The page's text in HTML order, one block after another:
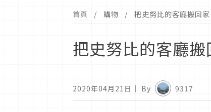
首頁 購物 把史努比的客廳搬回
把史努比的客廳
2020年04月21日 ｜ By 9317